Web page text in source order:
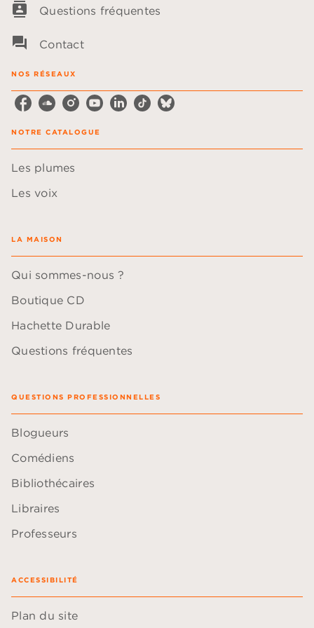
contacts Questions fréquentes
question_answer Contact
NOS RÉSEAUX
NOTRE CATALOGUE
Les plumes
Les voix
LA MAISON
Qui sommes-nous ?
Boutique CD
Hachette Durable
Questions fréquentes
QUESTIONS PROFESSIONNELLES
Blogueurs
Comédiens
Bibliothécaires
Libraires
Professeurs
ACCESSIBILITÉ
Plan du site